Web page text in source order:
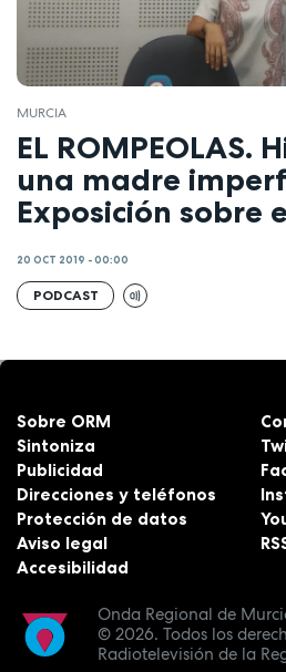
MURCIA
EL ROMPEOLAS.
una madre
Exposición sobre
20 OCT 2019 - 00:00
PODCAST
Onda Regional de
© 2026. Todos los
Radiotelevisión de la
Sobre ORM
Sintoniza
Publicidad
Direcciones y teléfonos
Protección de datos
Aviso legal
Accesibilidad